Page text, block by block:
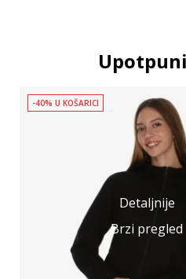
Detaljnije
Brzi pregled
-40% U KOŠARICI